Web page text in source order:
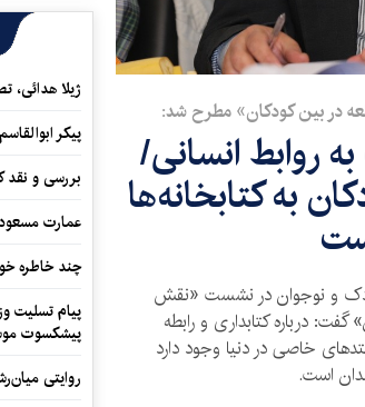
در بین کودکان» مطرح شد:
روابط انسانی/
به کتابخانه‌ها
و نوجوان‌ در نشست «نقش
درباره کتابداری و رابطه
خاصی در دنیا وجود دارد
است‌.
ژیلا
پیکر
بررسی و نقد
عمارت
چند خاطره
پیام تسلیت
پیشکسوت
روایتی